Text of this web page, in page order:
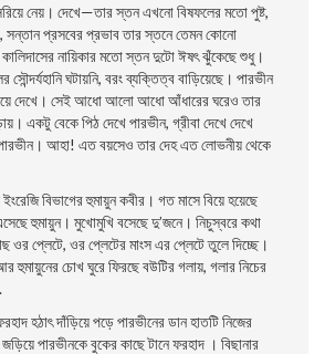
নেয়। দেখে—তার স্তন এখনাে বিষফলের মতাে পুষ্ট,
সন্তান প্রসবের প্রভাব তার স্তনে তেমন কোনাে
নায়িকার মতাে স্তন দুটো ঈষৎ ঝুঁকেছে শুধু।
ঘটায়নি, বরং ব্যক্তিত্ব বাড়িয়েছে। পারভীন
দেখে। সেই আধাে আলাে আধাে আঁধারের ঘরেও তার
একটু বেকে পিঠ দেখে পারভীন, গ্রীবা দেখে দেখে
আহা! এত বয়সেও তার দেহ এত লােভনীয় থেকে
বিভাগের হুমায়ুন কবীর। গত মাসে বিয়ে হয়েছে
হুমায়ুন। মুখােমুখি বসেছে দু’জনে। নিচুস্বরে কথা
ওর প্লেটে, ওর প্লেটের মাংস এর প্লেটে তুলে দিচ্ছে।
হুমায়ুনের চোখ ঘুরে ফিরছে বউটির গলায়, গলার নিচের
হঠাৎ দাঁড়িয়ে পড়ে পারভীনের ডান হাতটি নিজের
পারভীনকে বুকের কাছে টানে ফরহাদ । বিছানার